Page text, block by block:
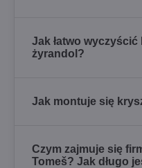
Jak łatwo wyczyścić
żyrandol?
Jak montuje się
Czym zajmuje się
Tomeš? Jak długo